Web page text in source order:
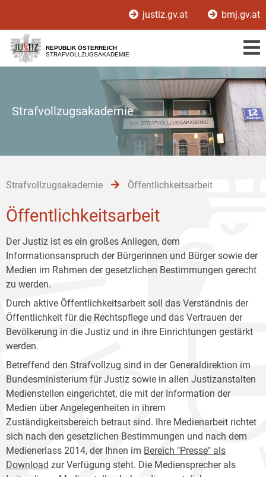
[1]
[2]
[3]
justiz.gv.at bmj.gv.at
REPUBLIK ÖSTERREICH
STRAFVOLLZUGSAKADEMIE
Strafvollzugsakademie
Strafvollzugsakademie Öffentlichkeitsarbeit
Öffentlichkeitsarbeit
Der Justiz ist es ein großes Anliegen, dem
Informationsanspruch der Bürgerinnen und Bürger sowie der
Medien im Rahmen der gesetzlichen Bestimmungen gerecht
zu werden.
Durch aktive Öffentlichkeitsarbeit soll das Verständnis der
Öffentlichkeit für die Rechtspflege und das Vertrauen der
Bevölkerung in die Justiz und in ihre Einrichtungen gestärkt
werden.
Betreffend den Strafvollzug sind in der Generaldirektion im
Bundesministerium für Justiz sowie in allen Justizanstalten
Medienstellen eingerichtet, die mit der Information der
Medien über Angelegenheiten in ihrem
Zuständigkeitsbereich betraut sind. Ihre Medienarbeit richtet
sich nach den gesetzlichen Bestimmungen und nach dem
Medienerlass 2014, der Ihnen im Bereich "Presse" als
Download zur Verfügung steht. Die Mediensprecher als